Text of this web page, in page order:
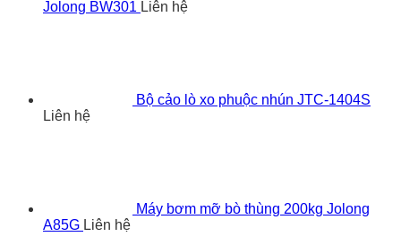
Jolong BW301 Liên hệ
Bộ cảo lò xo phuộc nhún JTC-1404S
Liên hệ
Máy bơm mỡ bò thùng 200kg Jolong
A85G Liên hệ